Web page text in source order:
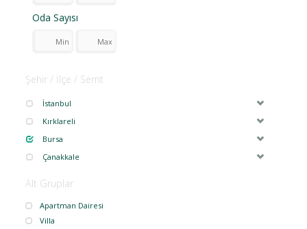
Oda Sayısı
Şehir / İlçe / Semt
İstanbul
Kırklareli
Bursa
Çanakkale
Alt Gruplar
Apartman Dairesi
Villa